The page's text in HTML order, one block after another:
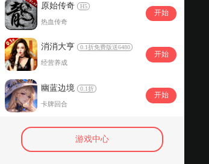
原始传奇 H5
热血传奇
开始
消消大亨 0.1折免费版送6480
经营养成
开始
幽蓝边境 0.1折
卡牌回合
开始
游戏中心